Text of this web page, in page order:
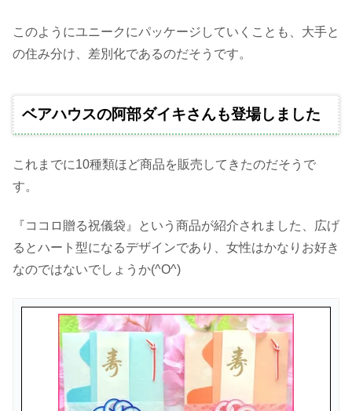
このようにユニークにパッケージしていくことも、大手と
の住み分け、差別化であるのだそうです。
ベアハウスの阿部ダイキさんも登場しました
これまでに10種類ほど商品を販売してきたのだそうで
す。
『ココロ贈る祝儀袋』という商品が紹介されました、広げ
るとハート型になるデザインであり、女性はかなりお好き
なのではないでしょうか(^O^)